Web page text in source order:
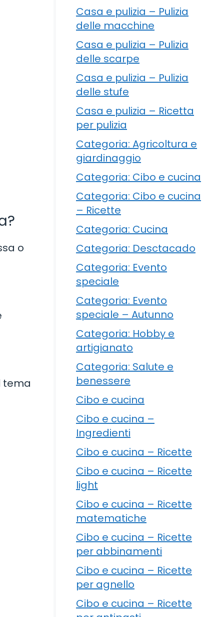
o
tema
Casa e pulizia – Pulizia
delle macchine
Casa e pulizia – Pulizia
delle scarpe
Casa e pulizia – Pulizia
delle stufe
Casa e pulizia – Ricetta
per pulizia
Categoria: Agricoltura e
giardinaggio
Categoria: Cibo e cucina
Categoria: Cibo e cucina
– Ricette
Categoria: Cucina
Categoria: Desctacado
Categoria: Evento
speciale
Categoria: Evento
speciale – Autunno
Categoria: Hobby e
artigianato
Categoria: Salute e
benessere
Cibo e cucina
Cibo e cucina –
Ingredienti
Cibo e cucina – Ricette
Cibo e cucina – Ricette
light
Cibo e cucina – Ricette
matematiche
Cibo e cucina – Ricette
per abbinamenti
Cibo e cucina – Ricette
per agnello
Cibo e cucina – Ricette